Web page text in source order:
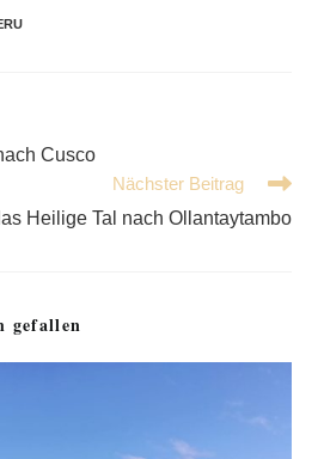
Cusco
Nächster Beitrag
Heilige Tal nach Ollantaytambo
gefallen